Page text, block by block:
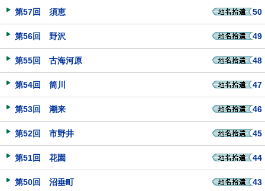
第57回 須恵 50
第56回 野沢 49
第55回 古海河原 48
第54回 筒川 47
第53回 潮来 46
第52回 市野井 45
第51回 花園 44
第50回 沼垂町 43